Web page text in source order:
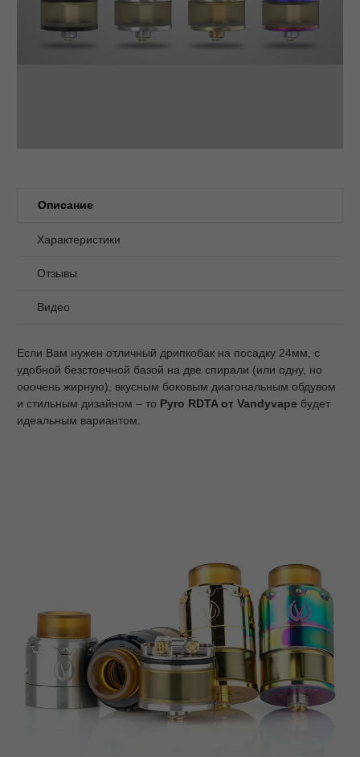
Описание
Характеристики
Отзывы
Видео
Если Вам нужен отличный дрипкобак на посадку 24мм, с
удобной безстоечной базой на две спирали (или одну, но
ооочень жирную), вкусным боковым диагональным обдувом
и стильным дизайном – то Pyro RDTA от Vandyvape будет
идеальным вариантом.